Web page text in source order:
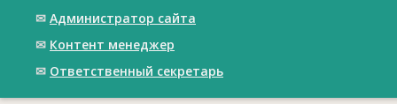
✉ Администратор сайта
✉ Контент менеджер
✉ Ответственный cекретарь